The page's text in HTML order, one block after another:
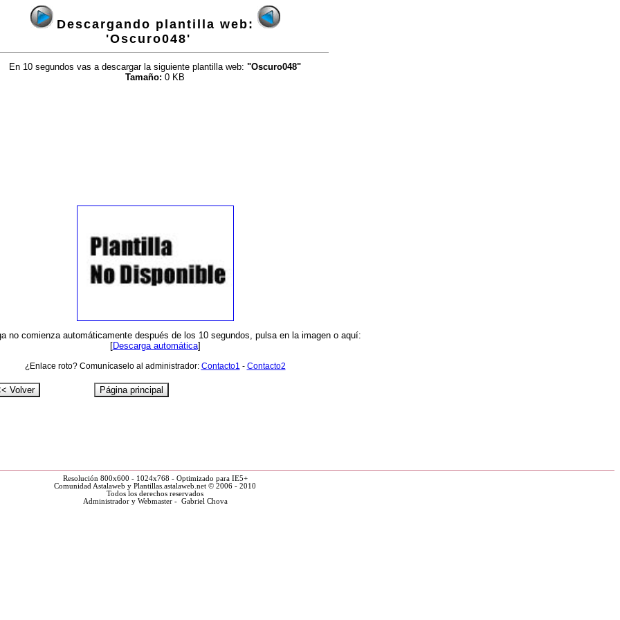
Descargando plantilla web:
'Oscuro048'
En 10 segundos vas a descargar la siguiente plantilla web: "Oscuro048"
Tamaño: 0 KB
no comienza automáticamente después de los 10 segundos, pulsa en la imagen o aquí:
[Descarga automática]
¿Enlace roto? Comunícaselo al administrador: Contacto1 - Contacto2
Resolución 800x600 - 1024x768 - Optimizado para IE5+
Comunidad Astalaweb y Plantillas.astalaweb.net © 2006 - 2010
Todos los derechos reservados
Administrador y Webmaster - Gabriel Chova